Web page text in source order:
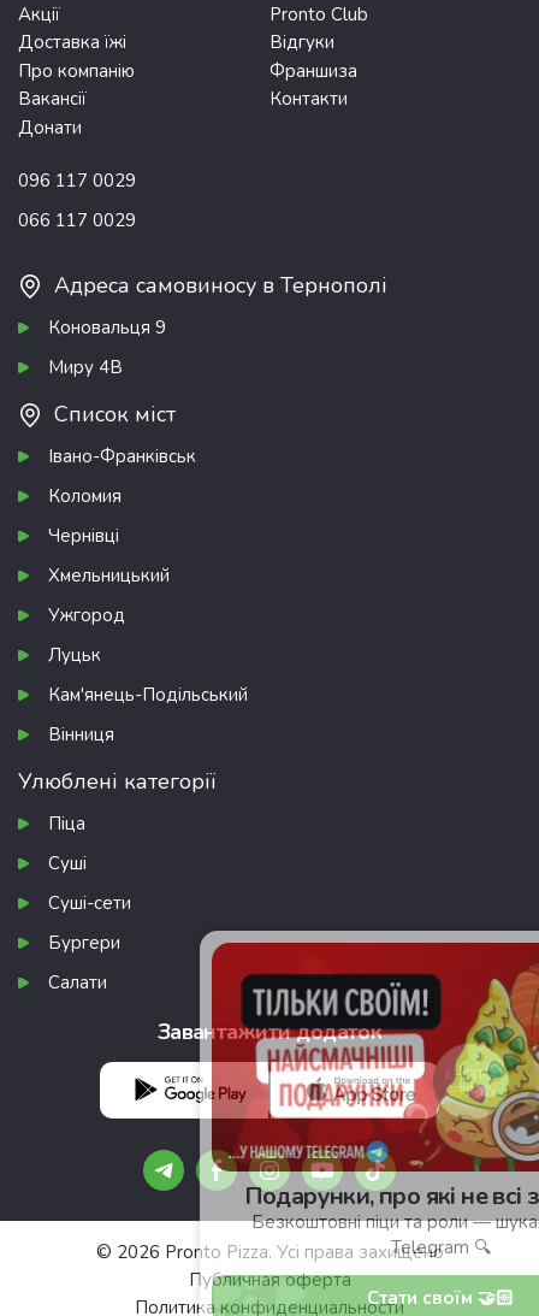
Акції
Pronto Club
Доставка їжі
Відгуки
Про компанію
Франшиза
Вакансії
Контакти
Донати
096 117 0029
066 117 0029
Адреса самовиносу в Тернополі
Коновальця 9
Миру 4В
Список міст
Івано-Франківськ
Коломия
Чернівці
Хмельницький
Ужгород
Луцьк
Кам'янець-Подільський
Вінниця
Улюблені категорії
Піца
Суші
Суші-сети
Бургери
Салати
Завантажити додаток
© 2026 Pronto Pizza. Усі права захищено
Публичная оферта
Политика конфиденциальности
Подарунки, про які не всі знають 🎁
Безкоштовні піци та роли — шукай у нашому
Telegram 🔍
Стати своїм 🤝🏻
КНОПКА
ЗВ'ЯЗКУ